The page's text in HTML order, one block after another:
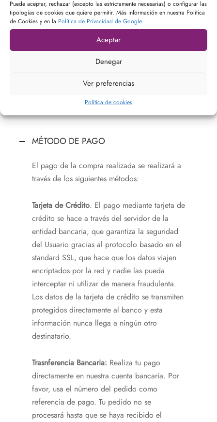
Puede aceptar, rechazar (excepto las estrictamente necesarias) o configurar las
tipologías de cookies que quiere permitir. Más información en nuestra Política
de Cookies y en la Política de Privacidad de Google
Aceptar
Denegar
Ver preferencias
Política de cookies
MÉTODO DE PAGO
El pago de la compra realizada se realizará a
través de los siguientes métodos:
Tarjeta de Crédito. El pago mediante tarjeta de
crédito se hace a través del servidor de la
entidad bancaria, que garantiza la seguridad
del Usuario gracias al protocolo basado en el
standard SSL, que hace que los datos viajen
encriptados por la red y nadie las pueda
interceptar ni utilizar de manera fraudulenta.
Los datos de la tarjeta de crédito se transmiten
protegidos directamente al banco y esta
información nunca llega a ningún otro
destinatario.
Trasnferencia Bancaria: Realiza tu pago
directamente en nuestra cuenta bancaria. Por
favor, usa el número del pedido como
referencia de pago. Tu pedido no se
procesará hasta que se haya recibido el